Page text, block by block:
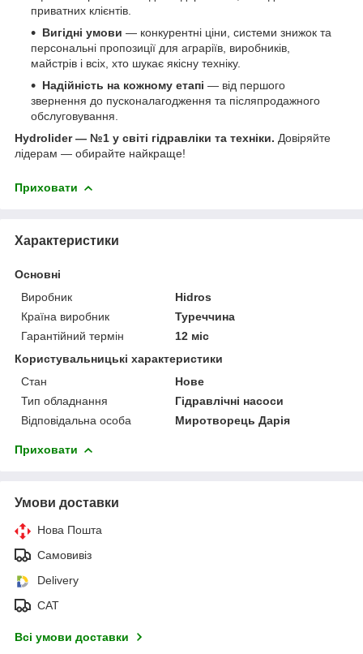
приватних клієнтів.
Вигідні умови — конкурентні ціни, системи знижок та
персональні пропозиції для аграріїв, виробників,
майстрів і всіх, хто шукає якісну техніку.
Надійність на кожному етапі — від першого
звернення до пусконалагодження та післяпродажного
обслуговування.
Hydrolider — №1 у світі гідравліки та техніки. Довіряйте
лідерам — обирайте найкраще!
Приховати
Характеристики
Основні
Виробник
Hidros
Країна виробник
Туреччина
Гарантійний термін
12 міс
Користувальницькі характеристики
Стан
Нове
Тип обладнання
Гідравлічні насоси
Відповідальна особа
Миротворець Дарія
Приховати
Умови доставки
Нова Пошта
Самовивіз
Delivery
САТ
Всі умови доставки